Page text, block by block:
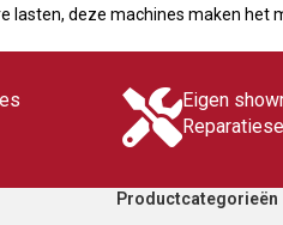
lasten, deze machines maken het
Eigen
Productcategorieën